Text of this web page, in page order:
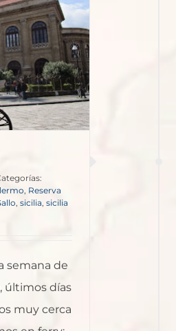
, Reserva
, sicilia, sicilia
semana de
últimos días
muy cerca